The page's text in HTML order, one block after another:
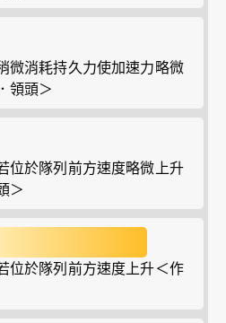
微消耗持久力使加速力略微
領頭＞
位於隊列前方速度略微上升
＞
位於隊列前方速度上升＜作